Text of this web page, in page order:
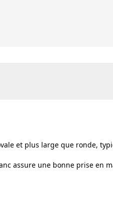
et plus large que ronde,
assure une bonne prise en